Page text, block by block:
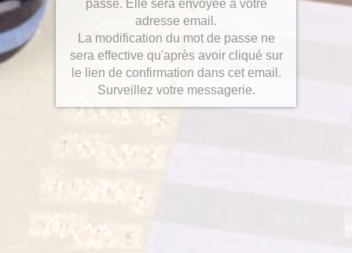
passe. Elle sera envoyée à votre
adresse email.
La modification du mot de passe ne
sera effective qu'après avoir cliqué sur
le lien de confirmation dans cet email.
Surveillez votre messagerie.